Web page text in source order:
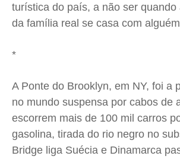
turística do país, a não ser quando
da família real se casa com
*
A Ponte do Brooklyn, em NY, foi a
no mundo suspensa por cabos de
escorrem mais de 100 mil carros
gasolina, tirada do rio negro no
Bridge liga Suécia e Dinamarca